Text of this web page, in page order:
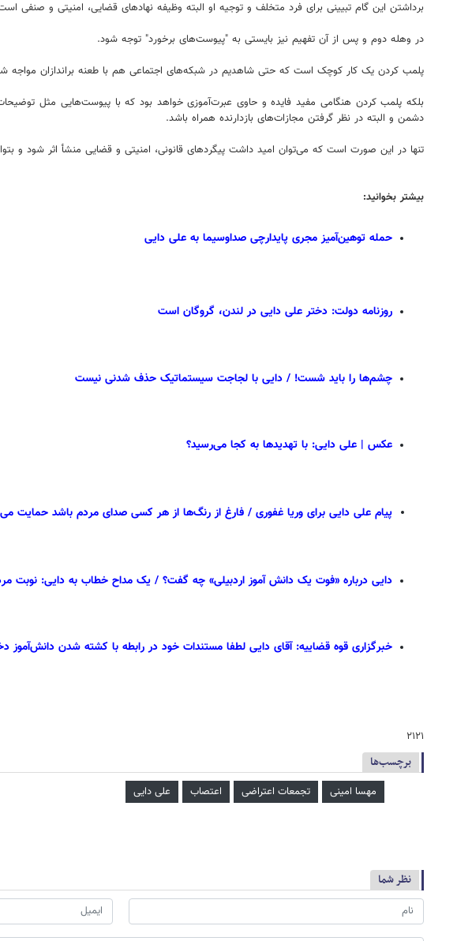
برداشتن این گام تبیینی برای فرد متخلف و توجیه او البته وظیفه نهادهای قضایی، امنیتی و صنفی
در وهله دوم و پس از آن تفهیم نیز بایستی به "پیوست‌های برخورد" توجه شود.
پلمب کردن یک کار کوچک است که حتی شاهدیم در شبکه‌های اجتماعی هم با طعنه براندازان مواجه
بلکه پلمب کردن هنگامی مفید فایده و حاوی عبرت‌آموزی خواهد بود که با پیوست‌هایی مثل
دشمن و البته در نظر گرفتن مجازات‌های بازدارنده همراه باشد.
تنها در این صورت است که می‌توان امید داشت پیگردهای قانونی، امنیتی و قضایی منشأ اثر شود و
بیشتر بخوانید:
حمله توهین‌آمیز مجری پایدارچی صداوسیما به علی دایی
روزنامه دولت: دختر علی دایی در لندن، گروگان است
چشم‌ها را باید شست! / دایی با لجاجت سیستماتیک حذف شدنی نیست
عکس | علی دایی: با تهدیدها به کجا می‌رسید؟
پیام علی دایی برای وریا غفوری / فارغ از رنگ‌ها از هر کسی صدای مردم باشد حمایت
دایی درباره «فوت یک دانش آموز اردبیلی» چه گفت؟ / یک مداح خطاب به دایی: نوبت
خبرگزاری قوه قضاییه: آقای دایی لطفا مستندات خود در رابطه با کشته شدن دانش‌آموز
۲۱۲۱
برچسب‌ها
مهسا امینی تجمعات اعتراضی اعتصاب علی دایی
نظر شما